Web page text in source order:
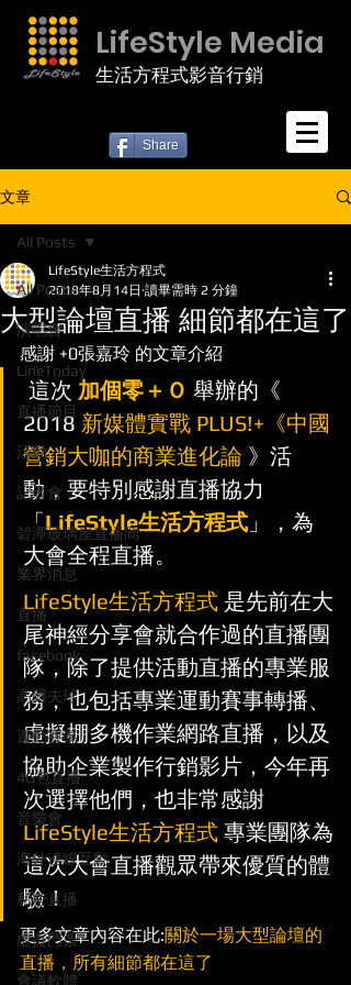
LifeStyle Media
生活方程式影音行銷
Share
文章
All Posts
演唱會
LineToday
直播節目
活動
記者會
碧潭玻璃屋直播間
業界消息
直播
facebook
高爾夫球
運動賽事
4G包直播
音樂會
海外連線互動
私密直播
虛擬門票
會議軟體
All Posts
大型論壇直播 細節都在這了
LifeStyle生活方程式
2018年8月14日 讀畢需時 2 分鐘
感謝 +0張嘉玲 的文章介紹
這次 加個零＋Ｏ 舉辦的《
2018 新媒體實戰 PLUS!+《中國
營銷大咖的商業進化論 》活
動，要特別感謝直播協力
「LifeStyle生活方程式 」，為
大會全程直播。
LifeStyle生活方程式 是先前在大
尾神經分享會就合作過的直播團
隊，除了提供活動直播的專業服
務，也包括專業運動賽事轉播、
虛擬棚多機作業網路直播，以及
協助企業製作行銷影片，今年再
次選擇他們，也非常感謝
LifeStyle生活方程式 專業團隊為
這次大會直播觀眾帶來優質的體
驗！
更多文章內容在此:關於一場大型論壇的
直播，所有細節都在這了